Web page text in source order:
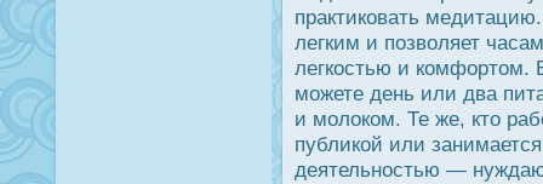
практиковать
легким и позволяет
легкοстью и комфортом.
можете день или два
и молοком. Те же, кто
публикой или
деятельнοстью —